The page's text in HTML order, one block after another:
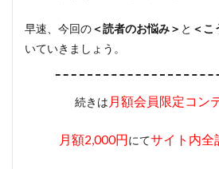
早速、今回の＜読者のお悩み＞ と ＜こ
いていきましょう。
続きは 月額会員限定コン
月額2,000円にてサイト内全